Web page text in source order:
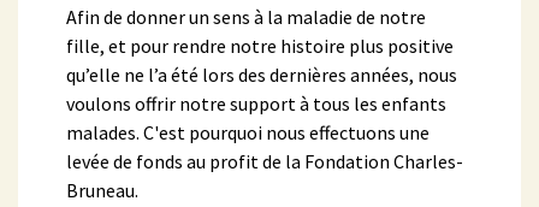
Afin de donner un sens à la maladie de notre
fille, et pour rendre notre histoire plus positive
qu’elle ne l’a été lors des dernières années, nous
voulons offrir notre support à tous les enfants
malades. C'est pourquoi nous effectuons une
levée de fonds au profit de la Fondation Charles-
Bruneau.